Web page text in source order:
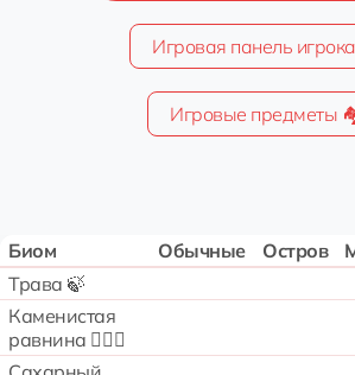
Игровая панель
Игровые предметы
Биом Обычные Остров
Трава 🍃
Каменистая
равнина 🧗🏻‍♂️